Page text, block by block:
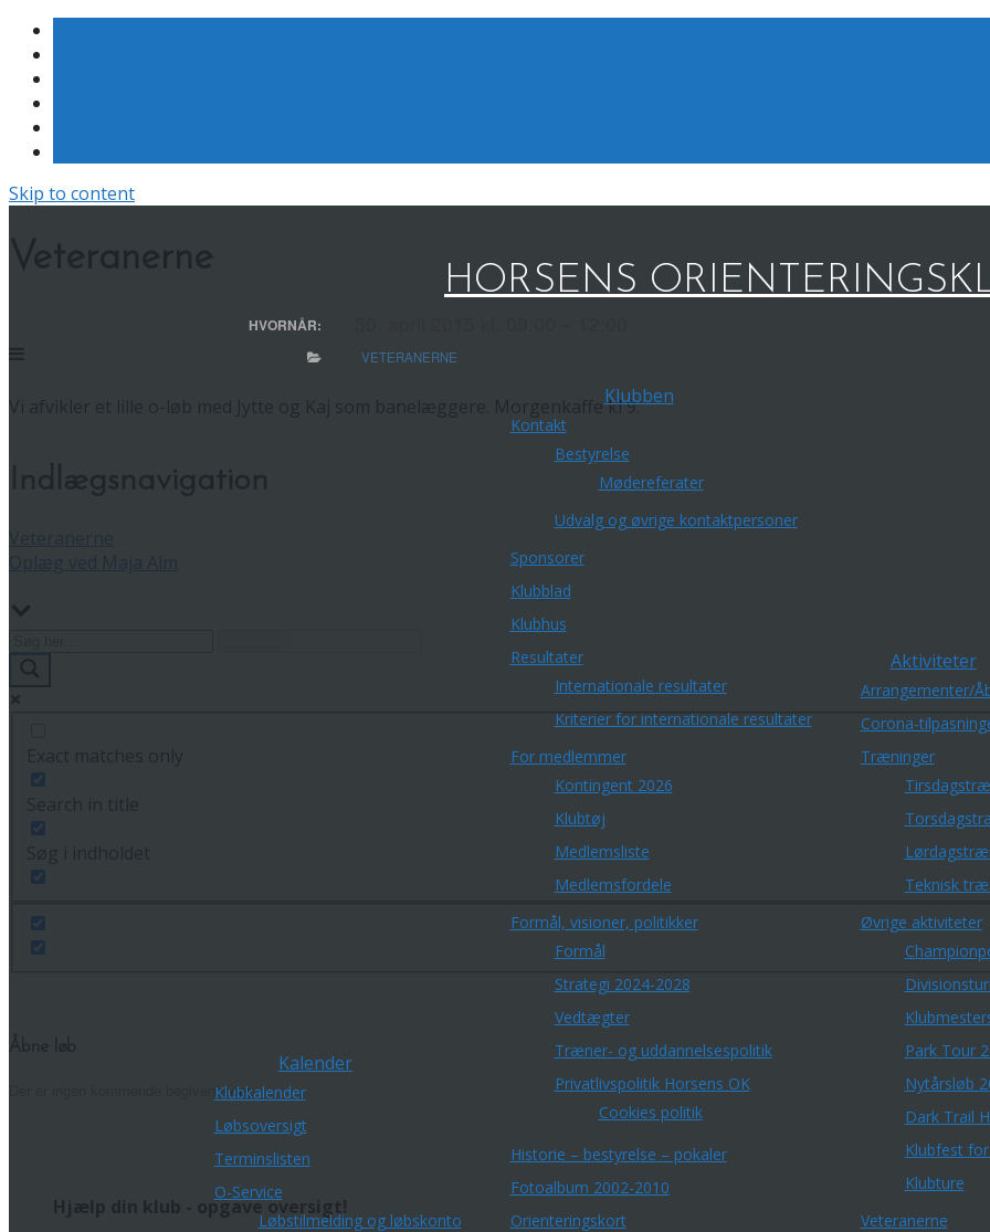
Skip to content
HORSENS
Kalender
Klubkalender
Løbsoversigt
Terminslisten
O-Service
Løbstilmelding og løbskonto
Klubben
Kontakt
Bestyrelse
Mødereferater
Udvalg og øvrige kontaktpersoner
Sponsorer
Klubblad
Klubhus
Resultater
Internationale resultater
Kriterier for internationale resultater
For medlemmer
Kontingent 2026
Klubtøj
Medlemsliste
Medlemsfordele
Formål, visioner, politikker
Formål
Strategi 2024-2028
Vedtægter
Træner- og uddannelsespolitik
Privatlivspolitik Horsens OK
Cookies politik
Historie – bestyrelse – pokaler
Fotoalbum 2002-2010
Orienteringskort
Aktiviteter
Arrangementer/
Corona-
Træninger
Teknisk
Øvrige aktiviteter
Park Tour
Nytårsløb
Dark Trail
Klubfest
Klubture
Veteranerne
HVORNÅR:
VETERANERNE
Vi afvikler et lille o-løb med Jytte og Kaj som banelæggere. Morgenkaffe kl 9.
Der er ingen kommende begivenheder.
Hjælp din klub - opgave oversigt!